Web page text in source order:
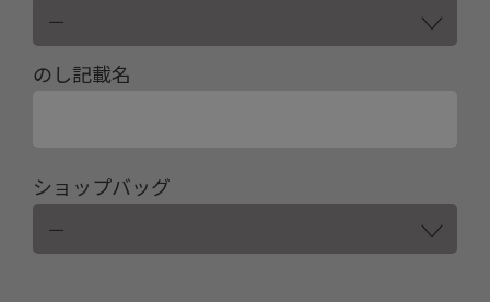
のし記載名
ショップバッグ